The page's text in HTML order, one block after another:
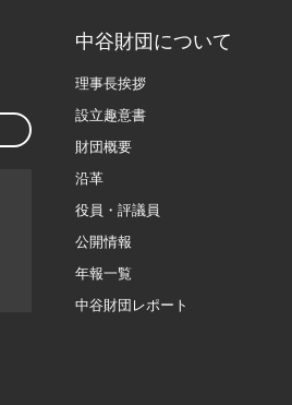
中谷財団について
理事長挨拶
設立趣意書
財団概要
沿革
役員・評議員
公開情報
年報一覧
中谷財団レポート